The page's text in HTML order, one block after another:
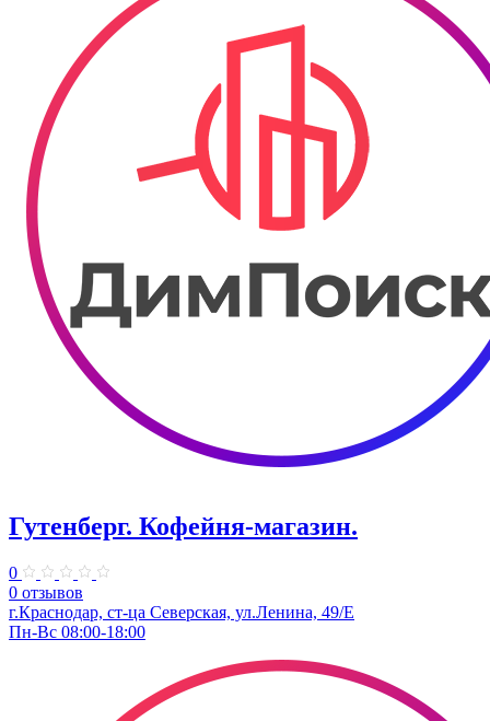
Гутенберг. Кофейня-магазин.
0
0 отзывов
г.Краснодар, ст-ца Северская, ул.Ленина, 49/Е
Пн-Вс 08:00-18:00